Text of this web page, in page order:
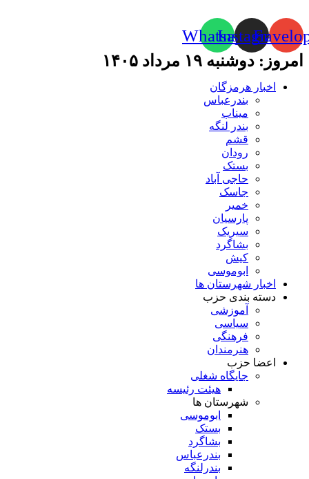
Instagram
Whatsapp
امروز: دوشنبه ۱۹ مرداد ۱۴۰۵
اخبار هرمزگان
بندرعباس
میناب
بندر لنگه
قشم
رودان
بستک
حاجی آباد
جاسک
خمیر
پارسیان
سیریک
بشاگرد
کیش
ابوموسی
اخبار شهرستان ها
دسته بندی حزب
آموزشی
سیاسی
فرهنگی
هنرمندان
اعضا حزب
جایگاه شغلی
هیئت رئیسه
شهرستان ها
ابوموسی
بستک
بشاگرد
بندرعباس
بندرلنگه